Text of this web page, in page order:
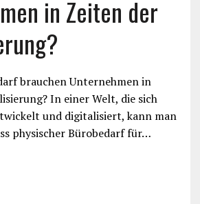
in Zeiten der
brauchen Unternehmen in
In einer Welt, die sich
und digitalisiert, kann man
physischer Bürobedarf für…